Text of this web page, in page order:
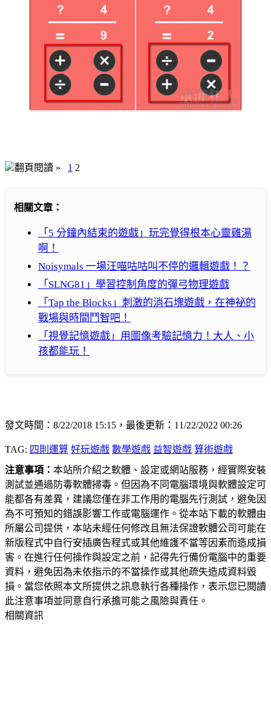
翻頁閱讀 » 1 2
相關文章：
「5 分鐘內結束的遊戲」玩完覺得根本心靈雞湯
啊！
Noisymals 一場汪喵咕咕叫不停的邏輯遊戲！？
「SLNG81」學習控制角度的彈弓物理遊戲
「Tap the Blocks」刺激的消石塊遊戲，在神祕的
戰場與時間鬥智吧！
「視覺記憶遊戲」用圖像考驗記憶力！大人、小
孩都能玩！
發文時間：8/22/2018 15:15，最後更新：11/22/2022 00:26
TAG: 四則運算 好玩遊戲 數學遊戲 益智遊戲 算術遊戲
注意事項： 本站所介紹之軟體、設定或網站服務，經實際安裝
測試並通過防毒軟體掃毒。但因為不同電腦環境與軟體設定可
能都各有差異，建議您僅在非工作用的電腦先行測試，避免因
為不可預知的錯誤影響工作或電腦運作。從本站下載的軟體由
所屬公司提供，本站未經任何修改且無法保證軟體公司可能在
新版程式中自行安插廣告程式或其他維護不當等因素而造成損
害。在進行任何操作與設定之前，記得先行備份電腦中的重要
資料，避免因為未依指示的不當操作或其他疏失造成資料毀
損。當您依照本文所提供之訊息執行各種操作，表示您已閱讀
此注意事項並同意自行承擔可能之風險與責任。
相關資訊